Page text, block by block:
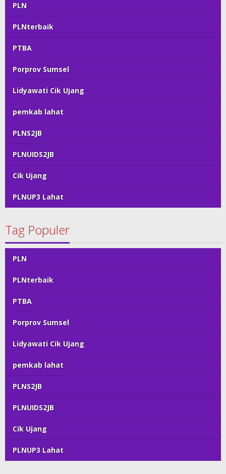
PLN
PLNterbaik
PTBA
Porprov Sumsel
Lidyawati Cik Ujang
pemkab lahat
PLNS2JB
PLNUIDS2JB
Cik Ujang
PLNUP3 Lahat
Tag Populer
PLN
PLNterbaik
PTBA
Porprov Sumsel
Lidyawati Cik Ujang
pemkab lahat
PLNS2JB
PLNUIDS2JB
Cik Ujang
PLNUP3 Lahat